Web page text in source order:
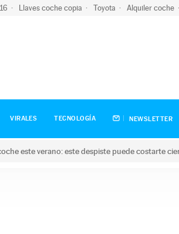
Llaves coche copia Toyota Alquiler coche
VIRALES TECNOLOGÍA NEWSLETTER
este verano: este despiste puede costarte